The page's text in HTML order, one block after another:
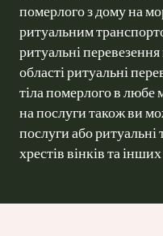
померлого з дому на
ритуальним
ритуальні перевезення
області ритуальні
тіла померлого в любе
на послуги також ви
послуги або
хрестів вінків та